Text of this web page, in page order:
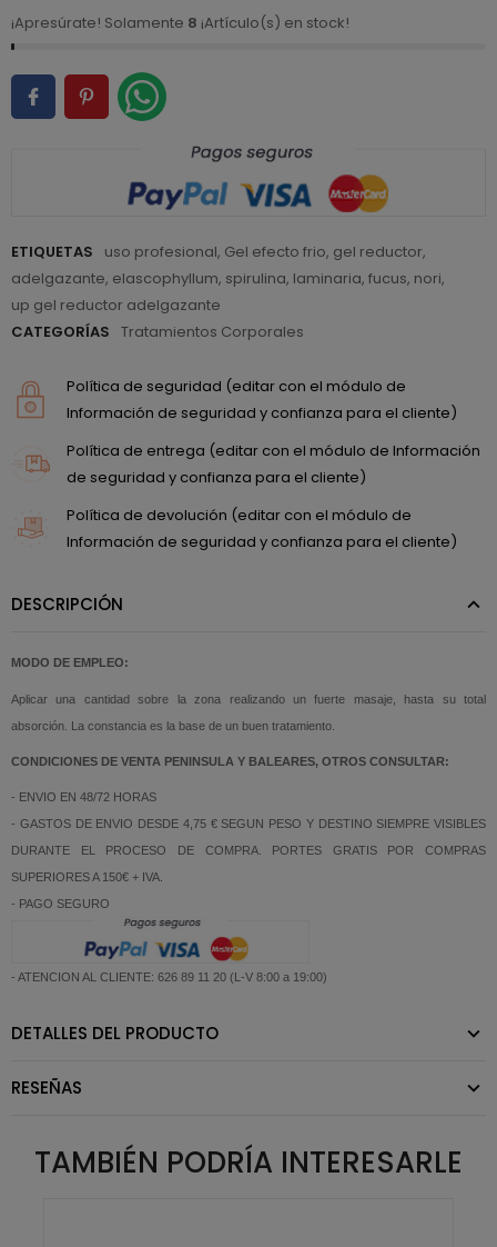
¡Apresúrate! Solamente 8 ¡Artículo(s) en stock!
ETIQUETAS uso profesional, Gel efecto frio, gel reductor,
adelgazante, elascophyllum, spirulina, laminaria, fucus, nori,
up gel reductor adelgazante
CATEGORÍAS Tratamientos Corporales
Política de seguridad (editar con el módulo de
Información de seguridad y confianza para el cliente)
Política de entrega (editar con el módulo de Información
de seguridad y confianza para el cliente)
Política de devolución (editar con el módulo de
Información de seguridad y confianza para el cliente)
DESCRIPCIÓN
MODO DE EMPLEO:
Aplicar una cantidad sobre la zona realizando un fuerte masaje, hasta su total
absorción. La constancia es la base de un buen tratamiento
CONDICIONES DE VENTA PENINSULA Y BALEARES, OTROS CONSULTAR:
- ENVIO EN 48/72 HORAS
- GASTOS DE ENVIO DESDE 4,75 € SEGUN PESO Y DESTINO SIEMPRE VISIBLES
DURANTE EL PROCESO DE COMPRA. PORTES GRATIS POR COMPRAS
SUPERIORES A 150€ + IVA.
- PAGO SEGURO
- ATENCION AL CLIENTE: 626 89 11 20 (L-V 8:00 a 19:00)
DETALLES DEL PRODUCTO
RESEÑAS
TAMBIÉN PODRÍA INTERESARLE